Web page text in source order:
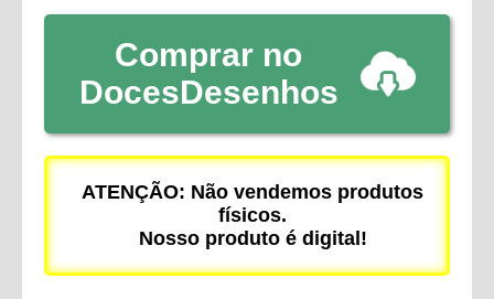
Comprar no
DocesDesenhos
ATENÇÃO: Não vendemos produtos
físicos.
Nosso produto é digital!